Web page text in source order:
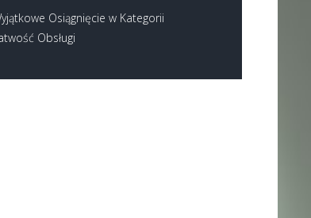
Next item
Osiągnięcie w Kategorii
Obsługi